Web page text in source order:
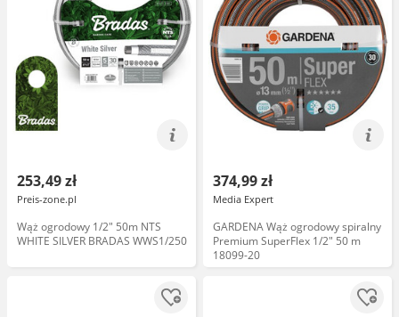
253,49 zł
Preis-zone.pl
Wąż ogrodowy 1/2" 50m NTS
WHITE SILVER BRADAS WWS1/250
374,99 zł
Media Expert
GARDENA Wąż ogrodowy spiralny
Premium SuperFlex 1/2" 50 m
18099-20